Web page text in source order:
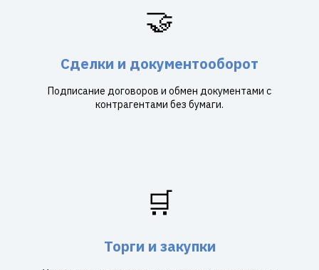
🤝
Сделки и документооборот
Подписание договоров и обмен документами с
контрагентами без бумаги.
🛒
Торги и закупки